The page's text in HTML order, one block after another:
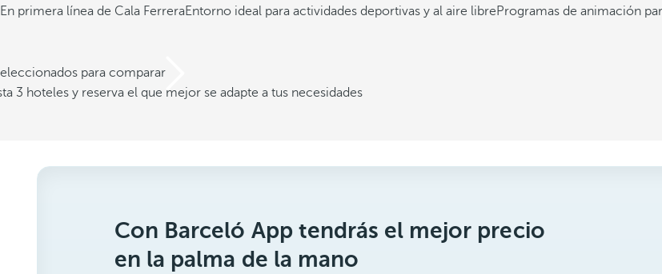
En primera línea de Cala FerreraEntorno ideal para actividades deportivas y al aire libreProgramas de animación
para comparar
3 hoteles y reserva el que mejor se adapte a tus necesidades
Con Barceló App tendrás el mejor precio
en la palma de la mano